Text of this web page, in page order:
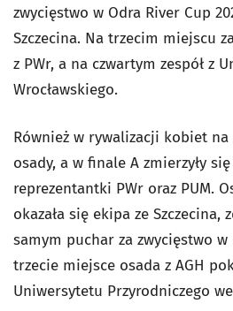
zwycięstwo w Odra River Cup
Szczecina. Na trzecim miejscu
z PWr, a na czwartym zespół z
Wrocławskiego.
Również w rywalizacji kobiet na
osady, a w finale A zmierzyły
reprezentantki PWr oraz PUM.
okazała się ekipa ze Szczecina,
samym puchar za zwycięstwo
trzecie miejsce osada z AGH
Uniwersytetu Przyrodniczego